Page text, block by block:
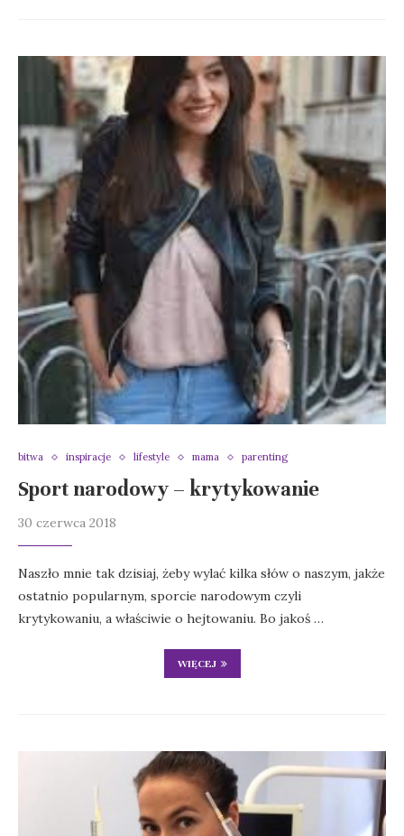
bitwa inspiracje lifestyle mama parenting
Sport narodowy – krytykowanie
30 czerwca 2018
Naszło mnie tak dzisiaj, żeby wylać kilka słów o naszym, jakże
ostatnio popularnym, sporcie narodowym czyli
krytykowaniu, a właściwie o hejtowaniu. Bo jakoś …
WIĘCEJ